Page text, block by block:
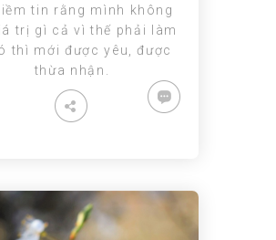
tin rằng mình không
trị gì cả vì thế phải làm
thì mới được yêu, được
thừa nhận.